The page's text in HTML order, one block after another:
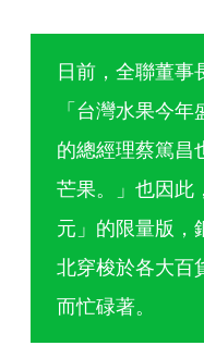
日前，全聯董事
「台灣水果今
的總經理蔡篤昌
芒果。」也因此
元」的限量版，
北穿梭於各大百
而忙碌著。